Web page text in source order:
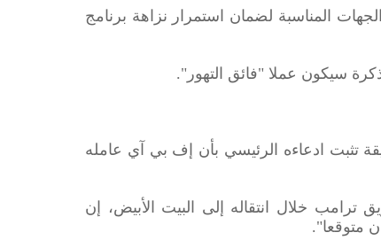
المناسبة لضمان استمرار نزاهة برنامج
سيكون عملا "فائق التهور".
تثبت ادعاءه الرئيسي بأن إف بي آي عامله
خلال انتقاله إلى البيت الأبيض، إن
متوقعا".